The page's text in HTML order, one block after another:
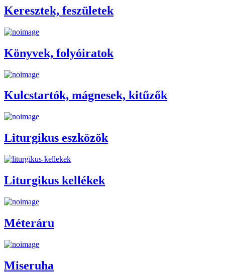
Keresztek, feszületek
Könyvek, folyóiratok
Kulcstartók, mágnesek, kitűzők
Liturgikus eszközök
Liturgikus kellékek
Méteráru
Miseruha